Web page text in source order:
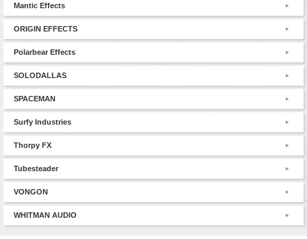
Mantic Effects
ORIGIN EFFECTS
Polarbear Effects
SOLODALLAS
SPACEMAN
Surfy Industries
Thorpy FX
Tubesteader
VONGON
WHITMAN AUDIO